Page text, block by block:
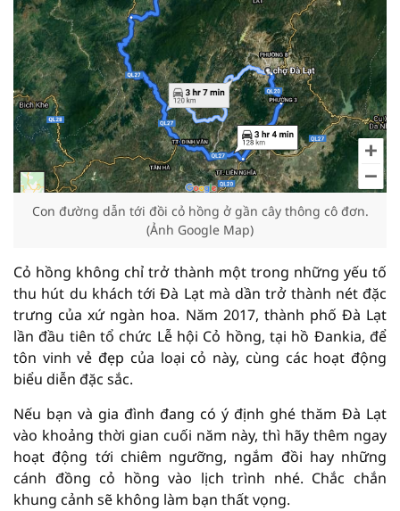
Con đường dẫn tới đồi cỏ hồng ở gần cây thông cô đơn.
(Ảnh Google Map)
Cỏ hồng không chỉ trở thành một trong những yếu tố
thu hút du khách tới Đà Lạt mà dần trở thành nét đặc
trưng của xứ ngàn hoa. Năm 2017, thành phố Đà Lạt
lần đầu tiên tổ chức Lễ hội Cỏ hồng, tại hồ Đankia, để
tôn vinh vẻ đẹp của loại cỏ này, cùng các hoạt động
biểu diễn đặc sắc.
Nếu bạn và gia đình đang có ý định ghé thăm Đà Lạt
vào khoảng thời gian cuối năm này, thì hãy thêm ngay
hoạt động tới chiêm ngưỡng, ngắm đồi hay những
cánh đồng cỏ hồng vào lịch trình nhé. Chắc chắn
khung cảnh sẽ không làm bạn thất vọng.